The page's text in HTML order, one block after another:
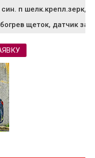
п шелк.крепл.зерк,
щеток, датчик